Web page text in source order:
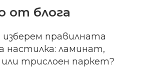
от блога
изберем правилната
настилка: ламинат,
или трислоен паркет?